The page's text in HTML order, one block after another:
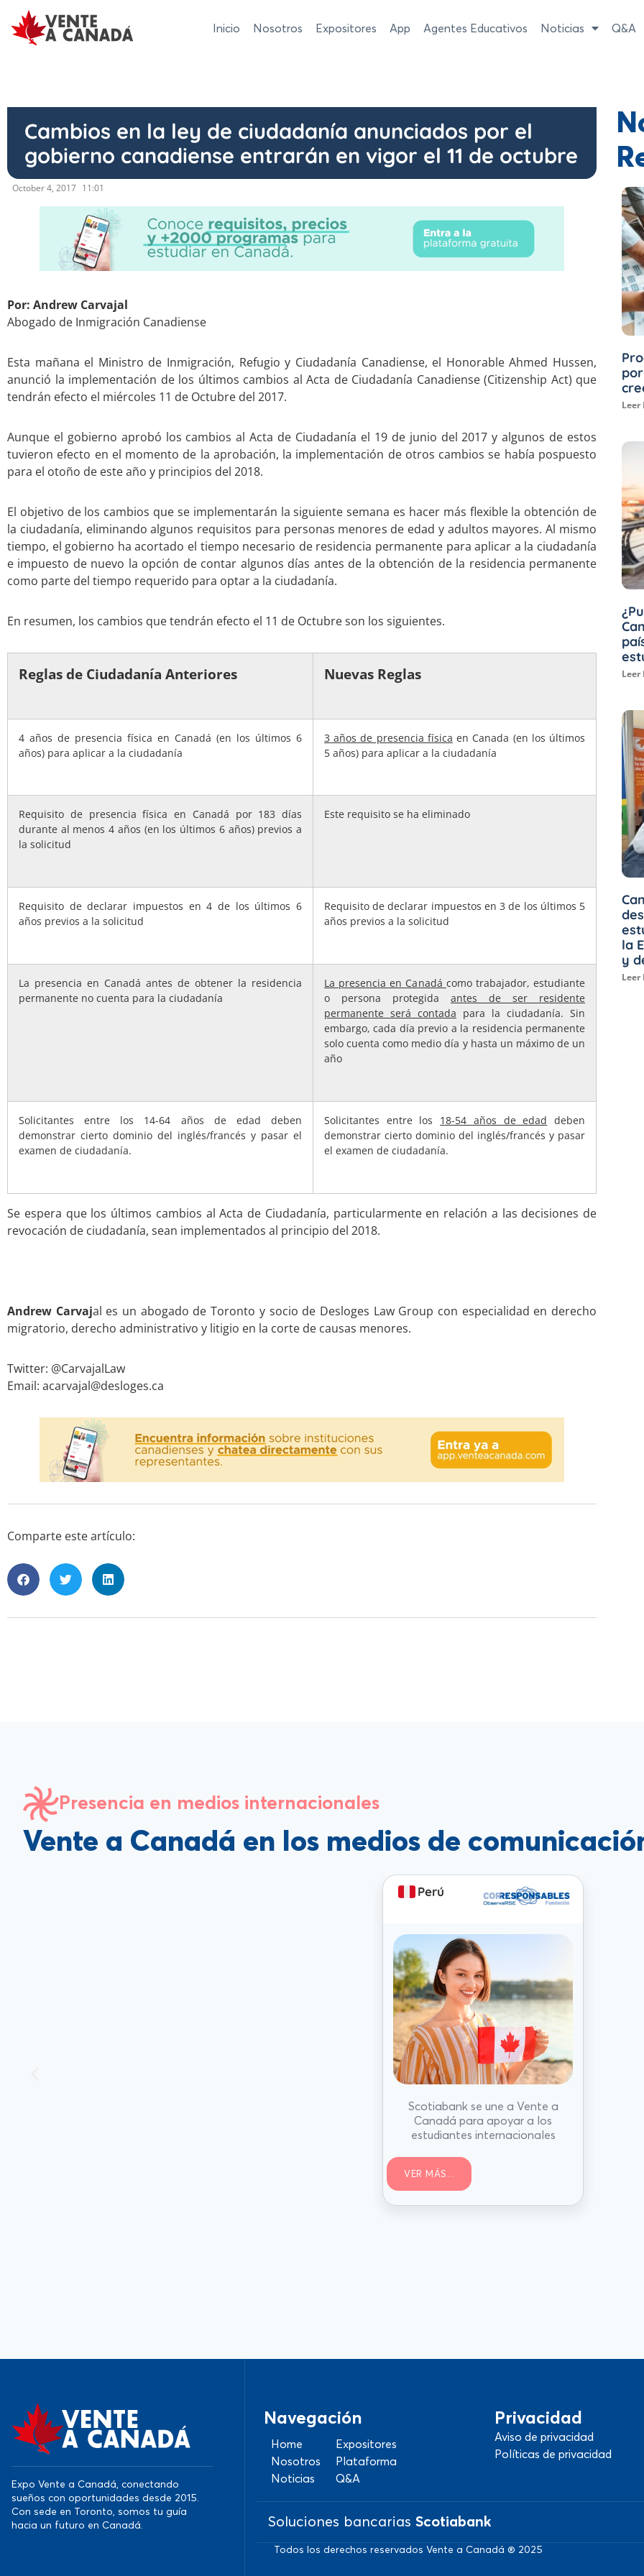
Inicio Nosotros Expositores App Agentes Educativos Noticias Q&A
Cambios en la ley de ciudadanía anunciados por el
gobierno canadiense entrarán en vigor el 11 de octubre
October 4, 2017 11:01
Por: Andrew Carvajal
Abogado de Inmigración Canadiense
Esta mañana el Ministro de Inmigración, Refugio y Ciudadanía Canadiense, el Honorable Ahmed Hussen,
anunció la implementación de los últimos cambios al Acta de Ciudadanía Canadiense (Citizenship Act) que
tendrán efecto el miércoles 11 de Octubre del 2017.
Aunque el gobierno aprobó los cambios al Acta de Ciudadanía el 19 de junio del 2017 y algunos de estos
tuvieron efecto en el momento de la aprobación, la implementación de otros cambios se había pospuesto
para el otoño de este año y principios del 2018.
El objetivo de los cambios que se implementarán la siguiente semana es hacer más flexible la obtención de
la ciudadanía, eliminando algunos requisitos para personas menores de edad y adultos mayores. Al mismo
tiempo, el gobierno ha acortado el tiempo necesario de residencia permanente para aplicar a la ciudadanía
e impuesto de nuevo la opción de contar algunos días antes de la obtención de la residencia permanente
como parte del tiempo requerido para optar a la ciudadanía.
En resumen, los cambios que tendrán efecto el 11 de Octubre son los siguientes.
Reglas de Ciudadanía Anteriores Nuevas Reglas
4 años de presencia física en Canadá (en los últimos 6
años) para aplicar a la ciudadanía
3 años de presencia física en Canada (en los últimos
5 años) para aplicar a la ciudadanía
Requisito de presencia física en Canadá por 183 días
durante al menos 4 años (en los últimos 6 años) previos a
la solicitud
Este requisito se ha eliminado
Requisito de declarar impuestos en 4 de los últimos 6
años previos a la solicitud
Requisito de declarar impuestos en 3 de los últimos 5
años previos a la solicitud
La presencia en Canadá antes de obtener la residencia
permanente no cuenta para la ciudadanía
La presencia en Canadá como trabajador, estudiante
o persona protegida antes de ser residente
permanente será contada para la ciudadanía. Sin
embargo, cada día previo a la residencia permanente
solo cuenta como medio día y hasta un máximo de un
año
Solicitantes entre los 14-64 años de edad deben
demonstrar cierto dominio del inglés/francés y pasar el
examen de ciudadanía.
Solicitantes entre los 18-54 años de edad deben
demonstrar cierto dominio del inglés/francés y pasar
el examen de ciudadanía.
Se espera que los últimos cambios al Acta de Ciudadanía, particularmente en relación a las decisiones de
revocación de ciudadanía, sean implementados al principio del 2018.
Andrew Carvajal es un abogado de Toronto y socio de Desloges Law Group con especialidad en derecho
migratorio, derecho administrativo y litigio en la corte de causas menores.
Twitter: @CarvajalLaw
Email: acarvajal@desloges.ca
Comparte este artículo:
Leer
Leer
la
y
Leer
Presencia en medios internacionales
Vente a Canadá en los medios de
Perú
Scotiabank se une a Vente a
Canadá para apoyar a los
estudiantes internacionales
VER MÁS...
Expo Vente a Canadá, conectando
sueños con oportunidades desde 2015.
Con sede en Toronto, somos tu guía
hacia un futuro en Canadá.
Navegación
Home
Nosotros
Noticias
Expositores
Plataforma
Q&A
Privacidad
Aviso de privacidad
Políticas de privacidad
Soluciones bancarias Scotiabank
Todos los derechos reservados Vente a Canadá ® 2025